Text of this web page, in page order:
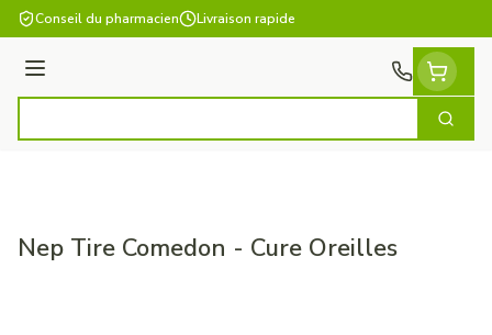
Aller au contenu
Conseil du pharmacien Livraison rapide
Menu
Nep Tire Comedon - Cure Oreilles